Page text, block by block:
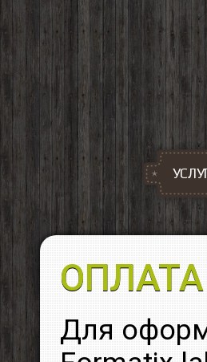
Перейти к основному содержанию
Для